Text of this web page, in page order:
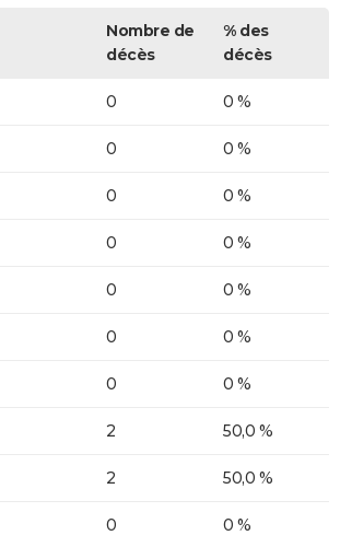
Nombre de
décès
% des
décès
0 0 %
0 0 %
0 0 %
0 0 %
0 0 %
0 0 %
0 0 %
2 50,0 %
2 50,0 %
0 0 %